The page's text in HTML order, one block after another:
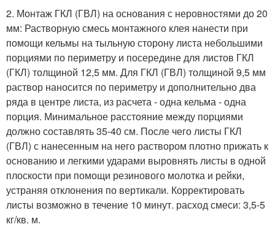
2. Монтаж ГКЛ (ГВЛ) на основания с неровностями до 20
мм: Растворную смесь монтажного клея нанести при
помощи кельмы на тыльную сторону листа небольшими
порциями по периметру и посередине для листов ГКЛ
(ГКЛ) толщиной 12,5 мм. Для ГКЛ (ГВЛ) толщиной 9,5 мм
раствор наносится по периметру и дополнительно два
ряда в центре листа, из расчета - одна кельма - одна
порция. Минимальное расстояние между порциями
должно составлять 35-40 см. После чего листы ГКЛ
(ГВЛ) с нанесенным на него раствором плотно прижать к
основанию и легкими ударами выровнять листы в одной
плоскости при помощи резинового молотка и рейки,
устраняя отклонения по вертикали. Корректировать
листы возможно в течение 10 минут. расход смеси: 3,5-5
кг/кв. м.